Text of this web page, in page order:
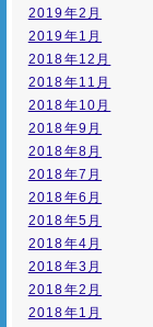
2019年2月
2019年1月
2018年12月
2018年11月
2018年10月
2018年9月
2018年8月
2018年7月
2018年6月
2018年5月
2018年4月
2018年3月
2018年2月
2018年1月